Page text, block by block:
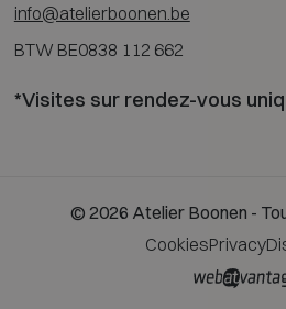
info@atelierboonen.be
BTW BE0838 112 662
*Visites sur rendez-vous
© 2026 Atelier Boonen -
CookiesPrivacy